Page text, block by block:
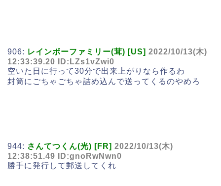
906: レインボーファミリー(茸) [US] 2022/10/13(木)
12:33:39.20 ID:LZs1vZwi0
空いた日に行って30分で出来上がりなら作るわ
封筒にごちゃごちゃ詰め込んで送ってくるのやめろ
944: さんてつくん(光) [FR] 2022/10/13(木)
12:38:51.49 ID:gnoRwNwn0
勝手に発行して郵送してくれ